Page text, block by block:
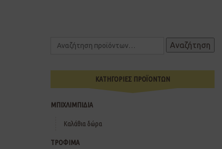
Αναζήτηση
ΚΑΤΗΓΟΡΙΕΣ ΠΡΟΪΟΝΤΩΝ
ΜΠΙΧΛΙΜΠΙΔΙΑ
Καλάθια δώρα
ΤΡΟΦΙΜΑ